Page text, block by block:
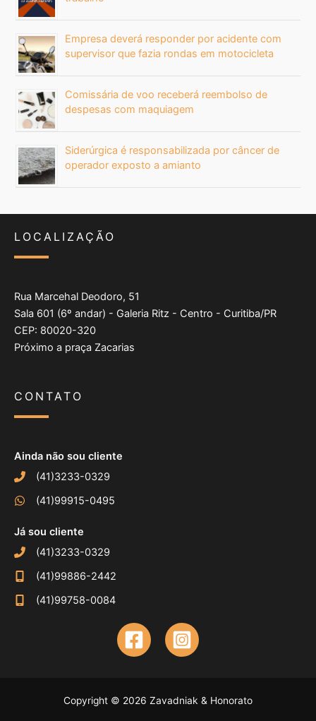
Empresa deverá responder por acidente com
supervisor que fazia rondas em motocicleta
Comissária de voo receberá reembolso de
despesas com maquiagem
Siderúrgica é responsabilizada por câncer de
operador exposto a amianto
LOCALIZAÇÃO
Rua Marcehal Deodoro, 51
Sala 601 (6º andar) - Galeria Ritz - Centro - Curitiba/PR
CEP: 80020-320
Próximo a praça Zacarias
CONTATO
Ainda não sou cliente
(41)3233-0329
(41)99915-0495
Já sou cliente
(41)3233-0329
(41)99886-2442
(41)99758-0084
Copyright © 2026 Zavadniak & Honorato